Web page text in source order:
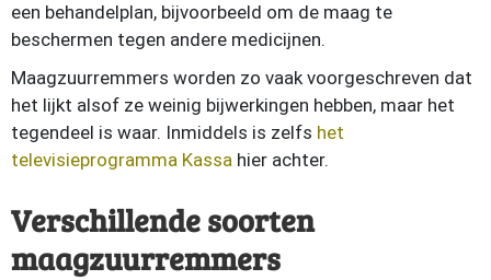
een behandelplan, bijvoorbeeld om de maag te
beschermen tegen andere medicijnen.
Maagzuurremmers worden zo vaak voorgeschreven dat
het lijkt alsof ze weinig bijwerkingen hebben, maar het
tegendeel is waar. Inmiddels is zelfs het
televisieprogramma Kassa hier achter.
Verschillende soorten
maagzuurremmers